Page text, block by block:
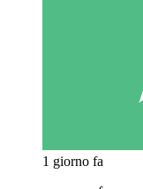
1 giorno fa